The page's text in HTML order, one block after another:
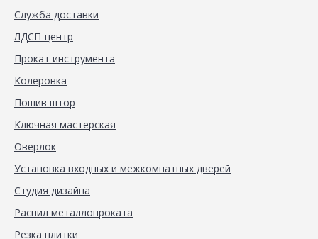
Служба доставки
ЛДСП-центр
Прокат инструмента
Колеровка
Пошив штор
Ключная мастерская
Оверлок
Установка входных и межкомнатных дверей
Студия дизайна
Распил металлопроката
Резка плитки